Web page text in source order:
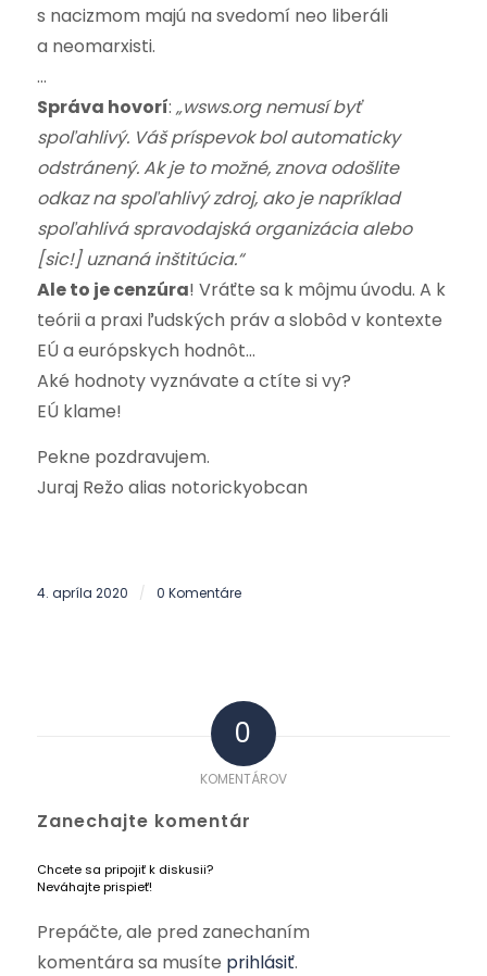
s nacizmom majú na svedomí neo liberáli
a neomarxisti.
…
Správa hovorí: „wsws.org nemusí byť
spoľahlivý. Váš príspevok bol automaticky
odstránený. Ak je to možné, znova odošlite
odkaz na spoľahlivý zdroj, ako je napríklad
spoľahlivá spravodajská organizácia alebo
[sic!] uznaná inštitúcia.“
Ale to je cenzúra! Vráťte sa k môjmu úvodu. A k
teórii a praxi ľudských práv a slobôd v kontexte
EÚ a európskych hodnôt…
Aké hodnoty vyznávate a ctíte si vy?
EÚ klame!
Pekne pozdravujem.
Juraj Režo alias notorickyobcan
4. apríla 2020 / 0 Komentáre
0
KOMENTÁROV
Zanechajte komentár
Chcete sa pripojiť k diskusii?
Neváhajte prispieť!
Prepáčte, ale pred zanechaním
komentára sa musíte prihlásiť.